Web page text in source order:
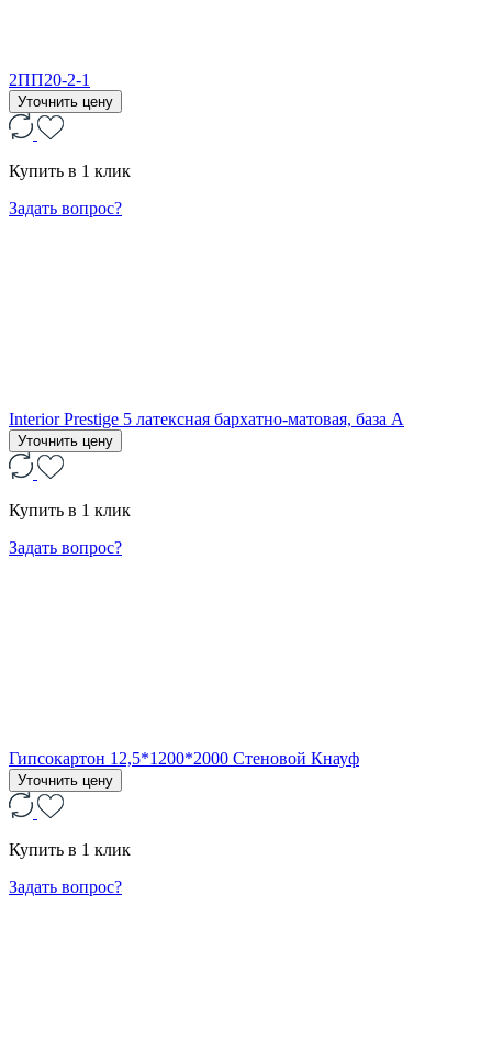
2ПП20-2-1
Уточнить цену
Купить в 1 клик
Задать вопрос?
Interior Prestige 5 латексная бархатно-матовая, база А
Уточнить цену
Купить в 1 клик
Задать вопрос?
Гипсокартон 12,5*1200*2000 Стеновой Кнауф
Уточнить цену
Купить в 1 клик
Задать вопрос?